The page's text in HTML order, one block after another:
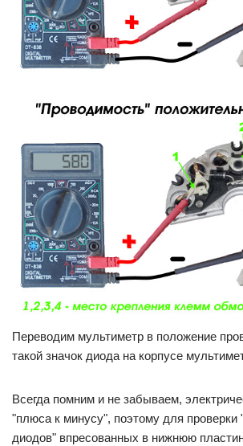
Переводим мультиметр в положение
такой значок диода на корпусе
Всегда помним и не забываем,
"плюса к минусу", поэтому для проверки
диодов" впресованных в нижнюю